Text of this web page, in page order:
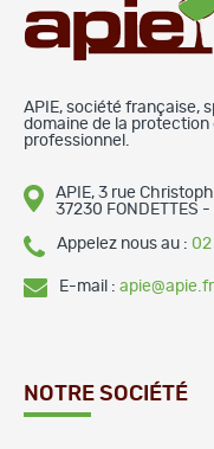
APIE, société française,
domaine de la
professionnel.
APIE, 3 rue
37230 FONDETTES -
Appelez nous au : 02
E-mail : apie@apie.fr
NOTRE SOCIÉTÉ